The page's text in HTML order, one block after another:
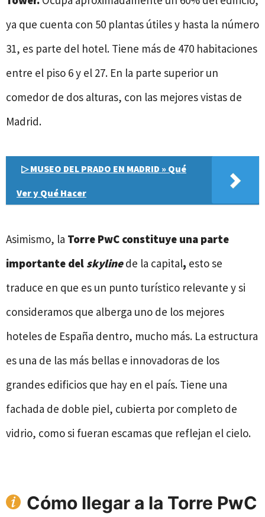
ya que cuenta con 50 plantas útiles y hasta la número
31, es parte del hotel. Tiene más de 470 habitaciones
entre el piso 6 y el 27. En la parte superior un
comedor de dos alturas, con las mejores vistas de
Madrid.
▷ MUSEO DEL PRADO EN MADRID » Qué
Ver y Qué Hacer
Asimismo, la Torre PwC constituye una parte
importante delskylinede la capital, esto se
traduce en que es un punto turístico relevante y si
consideramos que alberga uno de los mejores
hoteles de España dentro, mucho más. La estructura
es una de las más bellas e innovadoras de los
grandes edificios que hay en el país. Tiene una
fachada de doble piel, cubierta por completo de
vidrio, como si fueran escamas que reflejan el cielo.
Cómo llegar a la Torre PwC